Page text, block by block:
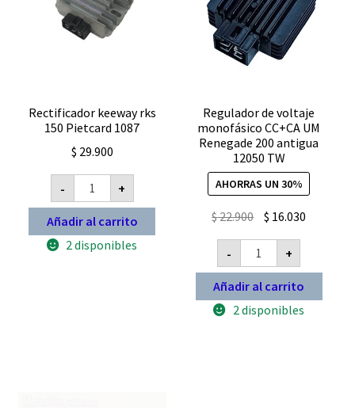
Rectificador keeway rks
150 Pietcard 1087
$ 29.900
-
Rectificador
keeway
rks
150
Pietcard
1087
cantidad
+
Añadir al carrito
2 disponibles
Regulador de voltaje
monofásico CC+CA UM
Renegade 200 antigua
12050 TW
AHORRAS UN 30%
$22.900 El
precio
original
era:
$ 22.900.
$ 16.030
es:
-
Regulador
voltaje
monofásico
CC+CA
UM
Renegade
+
Añadir al carrito
2 disponibles